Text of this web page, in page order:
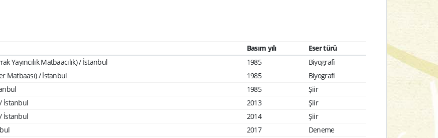
Basım yılı
Eser türü
Yayıncılık Matbaacılık) / İstanbul 1985
Biyografi
Matbaası) / İstanbul 1985
Biyografi
1985
Şiir
/ İstanbul 2013
Şiir
/ İstanbul 2014
Şiir
2017
Deneme